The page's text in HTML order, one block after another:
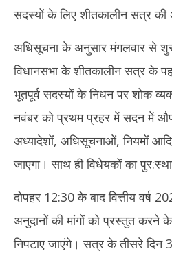
सदस्यों के लिए शीतकालीन सत्र की
अधिसूचना के अनुसार मंगलवार से
विधानसभा के शीतकालीन सत्र के
भूतपूर्व सदस्यों के निधन पर शोक
नवंबर को प्रथम प्रहर में सदन में
अध्यादेशों, अधिसूचनाओं, नियमों
जाएगा। साथ ही विधेयकों का
दोपहर 12:30 के बाद वित्तीय वर्ष
अनुदानों की मांगों को प्रस्तुत करने
निपटाए जाएंगे। सत्र के तीसरे दिन